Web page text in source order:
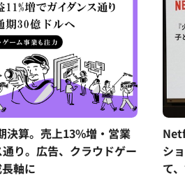
算。売上13%増・営業
り。広告、クラウドゲー
軸に
シ
て